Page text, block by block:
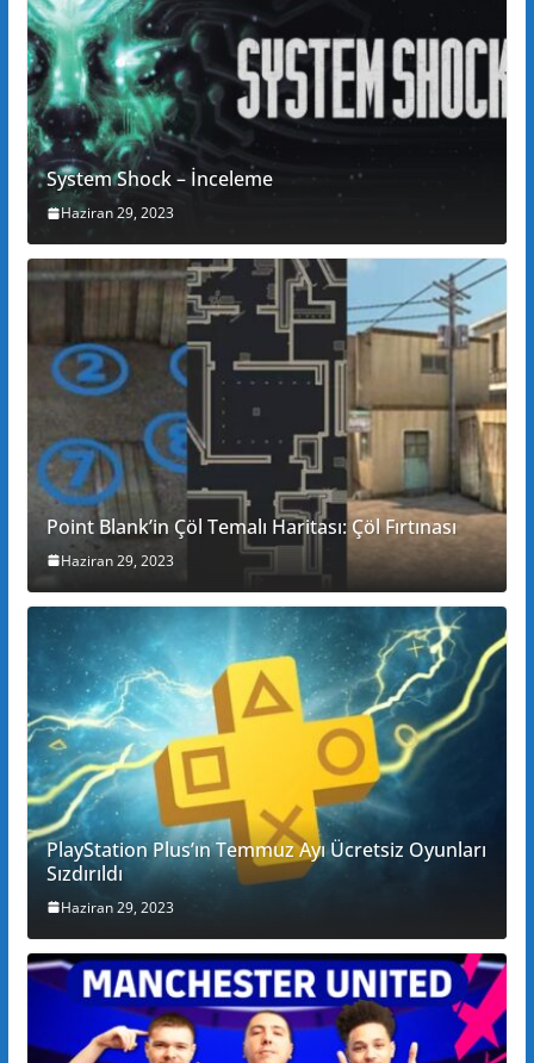
System Shock – İnceleme
Haziran 29, 2023
Point Blank’in Çöl Temalı Haritası: Çöl Fırtınası
Haziran 29, 2023
PlayStation Plus’ın Temmuz Ayı Ücretsiz Oyunları
Sızdırıldı
Haziran 29, 2023